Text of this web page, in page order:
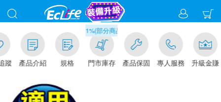
蹤 產品介紹 規格
滿千元門市取貨現折1%(部分商品不適用)-請點我看
門市庫存 產品保固 專人服務 升級金賺